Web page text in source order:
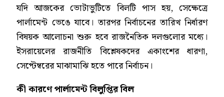
যদি আজকের ভোটাভুটিতে বিলটি পাস হয়, সেক্ষেত্রে
পার্লামেন্ট ভেঙে যাবে। তারপর নির্বাচনের তারিখ নির্ধারণ
বিষয়ক আলোচনা শুরু হবে রাজনৈতিক দলগুলোর মধ্যে।
ইসরায়েলের রাজনীতি বিশ্লেষকদের একাংশের ধারণা,
সেপ্টেম্বরের মাঝামাঝি হতে পারে নির্বাচন।
কী কারণে পার্লামেন্ট বিলুপ্তির বিল